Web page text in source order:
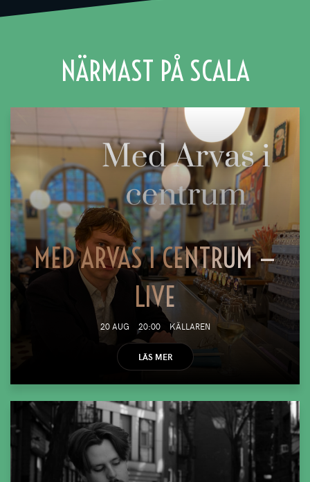
NÄRMAST PÅ SCALA
MED ARVAS I CENTRUM —
LIVE
20 AUG 20:00 KÄLLAREN
LÄS MER